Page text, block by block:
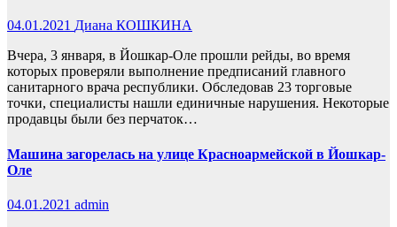
04.01.2021 Диана КОШКИНА
Вчера, 3 января, в Йошкар-Оле прошли рейды, во время
которых проверяли выполнение предписаний главного
санитарного врача республики. Обследовав 23 торговые
точки, специалисты нашли единичные нарушения. Некоторые
продавцы были без перчаток…
Машина загорелась на улице Красноармейской в Йошкар-
Оле
04.01.2021 admin